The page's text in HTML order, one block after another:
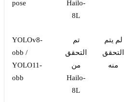
pose
Hailo-
8L
YOLOv8-
obb /
YOLO11-
obb
تم
التحقق
من
Hailo-
8L
لم يتم
التحقق
منه